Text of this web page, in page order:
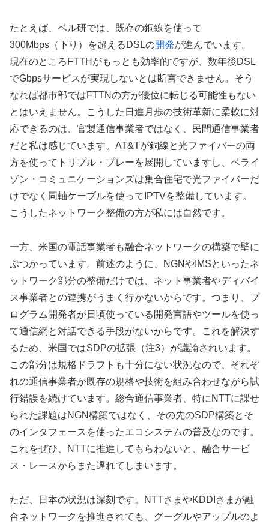
たとえば、ベル研では、既存の銅線を使って
300Mbps（下り）を超えるDSLの開発が進んでいます。
現在のところFTTHがもっとも効率的ですが、数年後DSL
でGbpsサービスが実現しないとは断言できません。そう
なれば都市部ではFTTNの方が優位に転じる可能性もない
とはいえません。こうした日進月歩の技術革新に柔軟に対
応できるのは、官製通信事業者ではなく、民間通信事業者
だと私は感じています。AT&Tが銅線と光ファイバーの両
方を使ってトリプル・プレーを展開していますし、ベライ
ゾン・コミュニケーションズは集合住宅で光ファイバーだ
けでなく同軸ケーブルを使ってIPTVを整備しています。
こうしたネットワーク整備の方が私には自然です。
一方、米国の電話事業者も融合ネットワークの構築で壁に
ぶつかっています。前述のように、NGNやIMSといったネ
ットワーク部分の整備だけでは、ネット事業者やディバイ
ス事業者との連携がうまく行かないからです。つまり、プ
ログラム開発者が日頃使っている開発言語やツールを使っ
て通信網と対話できる手段がないからです。これを解決す
るため、米国ではSDPの拡張（注3）が議論されいます。
この部分は規格ドラフトも十分にない状況なので、それぞ
れの通信事業者が既存の規格や技術を組み合わせながら試
行錯誤を続けています。総合通信事業者、特にNTTに課せ
られた課題はNGN構築ではなく、その先のSDP構築とそ
のインタフェースを使ったエコシステムの普及なのです。
これをぜひ、NTTに推進してもらわないと、融合サービ
ス・レースからまた遅れてしまいます。
ただ、日本の状況は深刻です。NTTさまやKDDIさまが融
合ネットワークを推進されても、グーグルやアップルのよ